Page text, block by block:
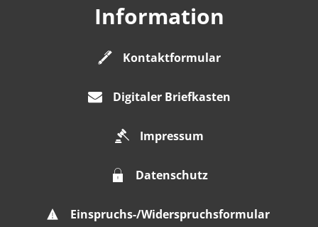
Information
Kontaktformular
Digitaler Briefkasten
Impressum
Datenschutz
Einspruchs-/Widerspruchsformular